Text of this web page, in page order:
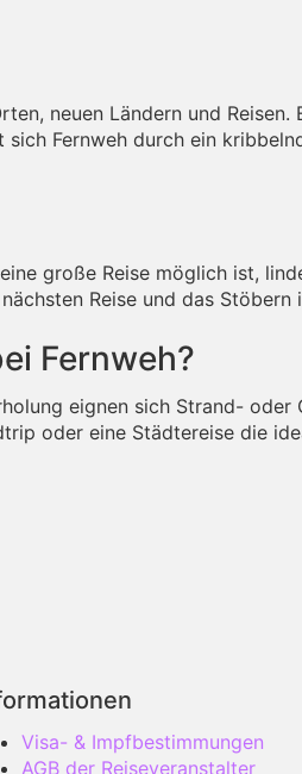
neuen Ländern und
Fernweh durch ein
große Reise möglich ist,
Reise und das
Fernweh?
eignen sich Strand-
oder eine Städtereise die
Visa- & Impfbestimmungen
AGB der Reiseveranstalter